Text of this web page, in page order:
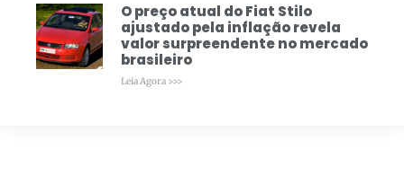
O preço atual do Fiat Stilo
ajustado pela inflação revela
valor surpreendente no mercado
brasileiro
Leia Agora >>>